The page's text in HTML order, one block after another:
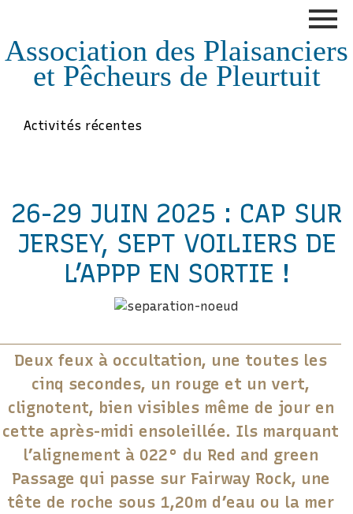
Association des Plaisanciers
et Pêcheurs de Pleurtuit
Activités récentes
26-29 JUIN 2025 : CAP SUR
JERSEY, SEPT VOILIERS DE
L’APPP EN SORTIE !
Deux feux à occultation, une toutes les
cinq secondes, un rouge et un vert,
clignotent, bien visibles même de jour en
cette après-midi ensoleillée. Ils marquant
l’alignement à 022° du Red and green
Passage qui passe sur Fairway Rock, une
tête de roche sous 1,20m d’eau ou la mer